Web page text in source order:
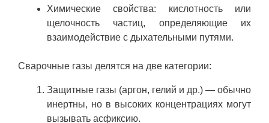
Химические свойства: кислотность или
щелочность частиц, определяющие их
взаимодействие с дыхательными путями.
Сварочные газы делятся на две категории:
Защитные газы (аргон, гелий и др.) — обычно
инертны, но в высоких концентрациях могут
вызывать асфиксию.